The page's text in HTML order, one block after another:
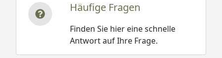
Häufige Fragen
Finden Sie hier eine schnelle
Antwort auf Ihre Frage.